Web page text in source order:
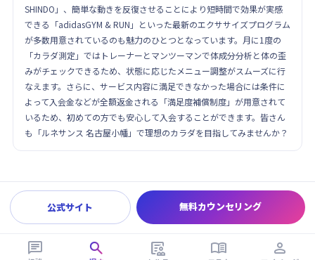
SHINDO」、簡単な動きを反復させることにより短時間で効果が実感
できる「adidasGYM & RUN」といった最新のエクササイズプログラム
が多数用意されているのも魅力のひとつとなっています。月に1度の
「カラダ測定」ではトレーナーとマンツーマンで体成分分析と体の歪
みがチェックできるため、状態に応じたメニュー調整がスムーズに行
なえます。さらに、サービス内容に満足できなかった場合には条件に
よって入会金などが全額返金される「満足度補償制度」が用意されて
いるため、初めての方でも安心して入会することができます。皆さん
も「ルネサンス 名古屋小幡」で理想のカラダを目指してみませんか？
公式サイト 無料カウンセリング
    